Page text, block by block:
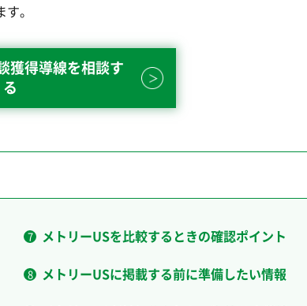
。
獲得導線を相談す
る
メトリーUSを比較するときの確認ポイント
メトリーUSに掲載する前に準備したい情報